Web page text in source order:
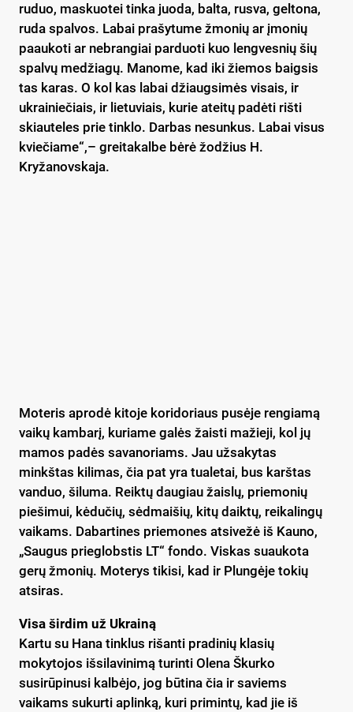
ruduo, maskuotei tinka juoda, balta, rusva, geltona,
ruda spalvos. Labai prašytume žmonių ar įmonių
paaukoti ar nebrangiai parduoti kuo lengvesnių šių
spalvų medžiagų. Manome, kad iki žiemos baigsis
tas karas. O kol kas labai džiaugsimės visais, ir
ukrainiečiais, ir lietuviais, kurie ateitų padėti rišti
skiauteles prie tinklo. Darbas nesunkus. Labai visus
kviečiame“,– greitakalbe bėrė žodžius H.
Kryžanovskaja.
Moteris aprodė kitoje koridoriaus pusėje rengiamą
vaikų kambarį, kuriame galės žaisti mažieji, kol jų
mamos padės savanoriams. Jau užsakytas
minkštas kilimas, čia pat yra tualetai, bus karštas
vanduo, šiluma. Reiktų daugiau žaislų, priemonių
piešimui, kėdučių, sėdmaišių, kitų daiktų, reikalingų
vaikams. Dabartines priemones atsivežė iš Kauno,
„Saugus prieglobstis LT“ fondo. Viskas suaukota
gerų žmonių. Moterys tikisi, kad ir Plungėje tokių
atsiras.
Visa širdim už Ukrainą
Kartu su Hana tinklus rišanti pradinių klasių
mokytojos išsilavinimą turinti Olena Škurko
susirūpinusi kalbėjo, jog būtina čia ir saviems
vaikams sukurti aplinką, kuri primintų, kad jie iš